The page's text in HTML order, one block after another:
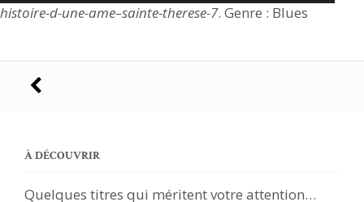
histoire-d-une-ame–sainte-therese-7. Genre : Blues
Navigation
articles
À DÉCOUVRIR
Quelques titres qui méritent votre attention…